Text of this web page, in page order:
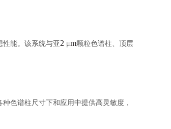
能。该系统与亚 2 μm颗粒色谱柱、顶层
色谱柱尺寸下和应用中提供高灵敏度，